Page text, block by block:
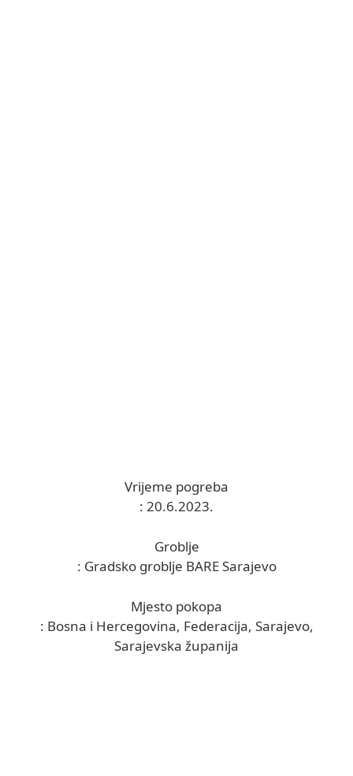
Vrijeme pogreba
: 20.6.2023.
Groblje
: Gradsko groblje BARE Sarajevo
Mjesto pokopa
: Bosna i Hercegovina, Federacija, Sarajevo,
Sarajevska županija